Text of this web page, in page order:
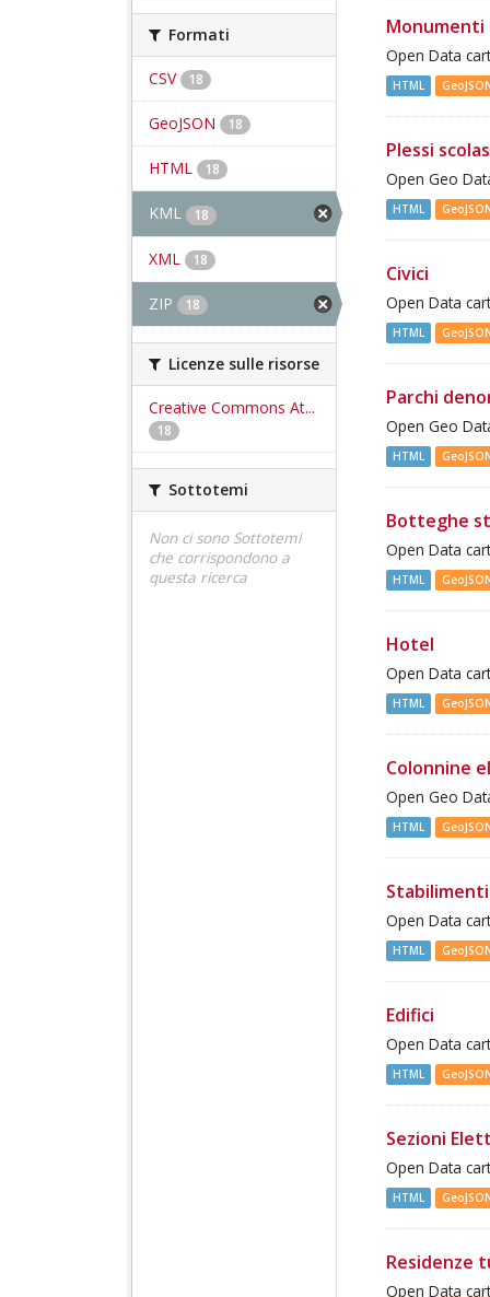
Formati
CSV 18
GeoJSON 18
HTML 18
KML 18
XML 18
ZIP 18
Licenze sulle risorse
Creative Commons At...
18
Sottotemi
Non ci sono Sottotemi
che corrispondono a
questa ricerca
Monumenti
Open Data
HTML
Plessi
Open Geo
HTML
Civici
Open Data
HTML
Parchi
Open Geo
HTML
Botteghe
Open Data
HTML
Hotel
Open Data
HTML
Colonnine
Open Geo
HTML
Open Data
HTML
Edifici
Open Data
HTML
Sezioni
Open Data
HTML
Residenze
Open Data